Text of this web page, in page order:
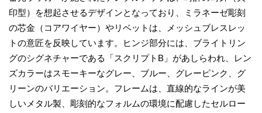
印型）を想起させるデザインとなっており、ミラネーゼ彫刻
の芯金（コアワイヤー）やリベットは、メッシュブレスレッ
トの意匠を反映しています。ヒンジ部分には、ブライトリン
グのシグネチャーである「スクリプトB」があしらわれ、レン
ズカラーはスモーキーなグレー、ブルー、グレーピンク、グ
リーンのバリエーション。フレームは、直線的なラインが美
しいメタル製、彫刻的なフォルムの環境に配慮したセルロー